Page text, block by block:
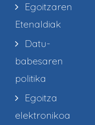
Egoitzaren
Etenaldiak
Datu-
babesaren
politika
Egoitza
elektronikoa